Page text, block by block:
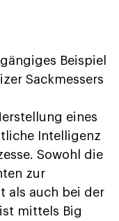
Beispiel
Sackmessers
eines
Intelligenz
Sowohl die
zur
als auch bei der
mittels Big